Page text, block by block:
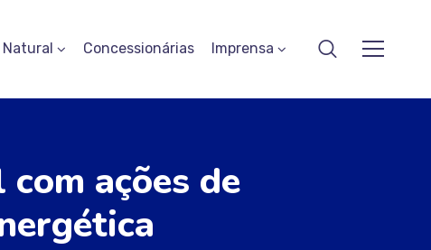
Natural Concessionárias Imprensa
ações de